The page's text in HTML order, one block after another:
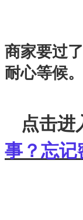
商家要过
耐心等候。
点击
事？忘记